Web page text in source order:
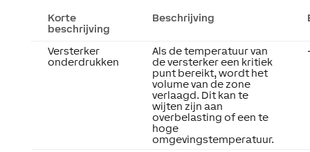
Korte
beschrijving
Beschrijving
Versterker
onderdrukken
Als de temperatuur van
de versterker een kritiek
punt bereikt, wordt het
volume van de zone
verlaagd. Dit kan te
wijten zijn aan
overbelasting of een te
hoge
omgevingstemperatuur.